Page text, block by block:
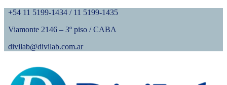
+54 11 5199-1434 / 11 5199-1435
Viamonte 2146 – 3º piso / CABA
divilab@divilab.com.ar